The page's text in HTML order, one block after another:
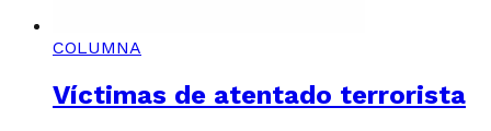
COLUMNA
Víctimas de atentado terrorista